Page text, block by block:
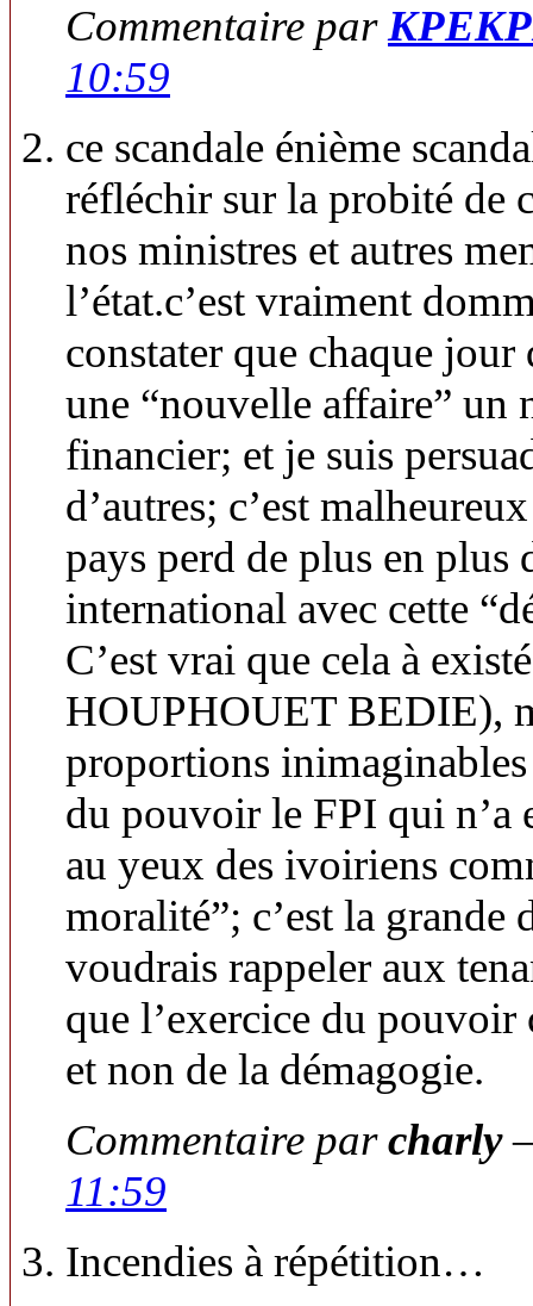
Commentaire par
10:59
ce scandale énième
réfléchir sur la probité de
nos ministres et autres
l’état.c’est vraiment
constater que chaque
une “nouvelle affaire” un
financier; et je suis
d’autres; c’est
pays perd de plus en plus
international avec cette
C’est vrai que cela à
HOUPHOUET BEDIE),
proportions inimaginables
du pouvoir le FPI qui n’a
au yeux des ivoiriens
moralité”; c’est la
voudrais rappeler aux
que l’exercice du pouvoir
et non de la démagogie.
Commentaire parcharly
11:59
Incendies à répétition…